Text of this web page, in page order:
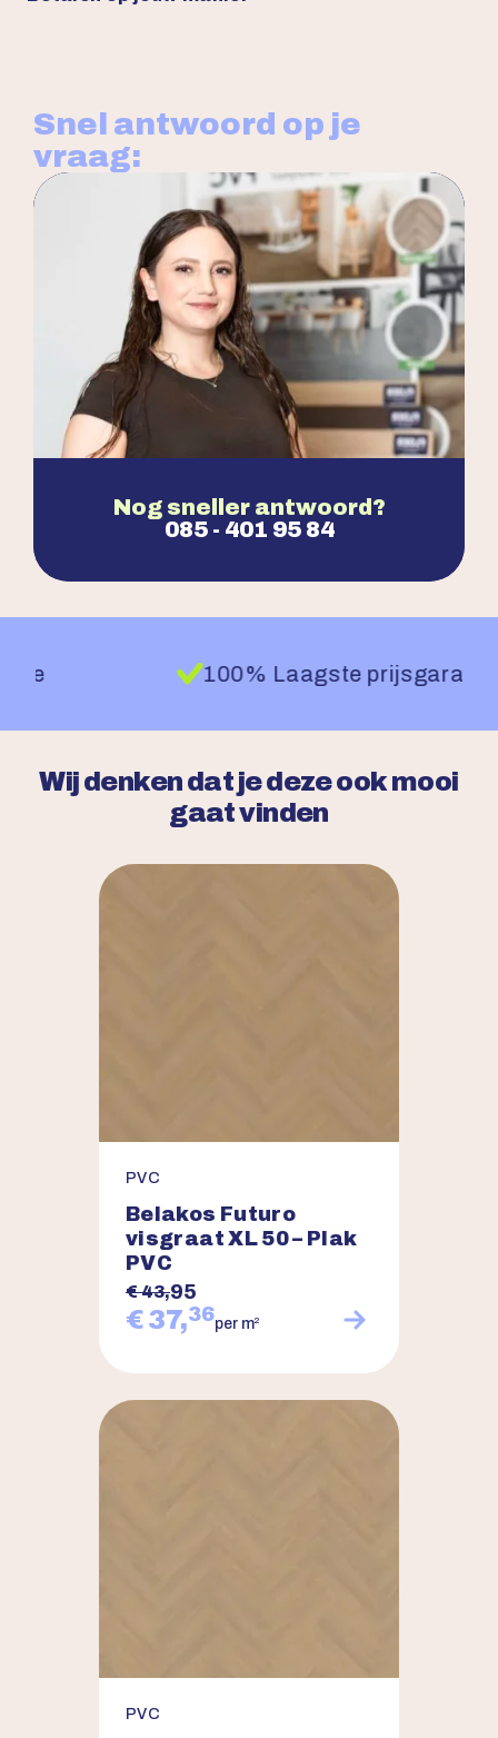
Snel antwoord op je
vraag:
Nog sneller antwoord?
085 - 401 95 84
Vakkundige legservice
Wij denken dat je deze ook mooi
gaat vinden
PVC
Belakos Futuro
visgraat XL 50 – Plak
PVC
€ 43,95
€ 37,36per m2
PVC